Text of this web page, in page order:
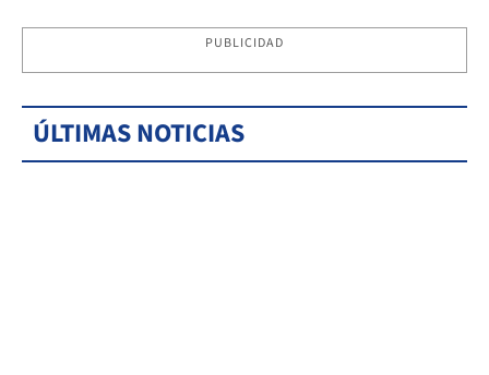
PUBLICIDAD
ÚLTIMAS NOTICIAS